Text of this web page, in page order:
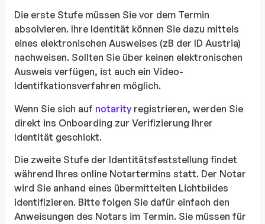
Die erste Stufe müssen Sie vor dem Termin
absolvieren. Ihre Identität können Sie dazu mittels
eines elektronischen Ausweises (zB der ID Austria)
nachweisen. Sollten Sie über keinen elektronischen
Ausweis verfügen, ist auch ein Video-
Identifkationsverfahren möglich.
Wenn Sie sich auf notarity registrieren, werden Sie
direkt ins Onboarding zur Verifizierung Ihrer
Identität geschickt.
Die zweite Stufe der Identitätsfeststellung findet
während Ihres online Notartermins statt. Der Notar
wird Sie anhand eines übermittelten Lichtbildes
identifizieren. Bitte folgen Sie dafür einfach den
Anweisungen des Notars im Termin. Sie müssen für